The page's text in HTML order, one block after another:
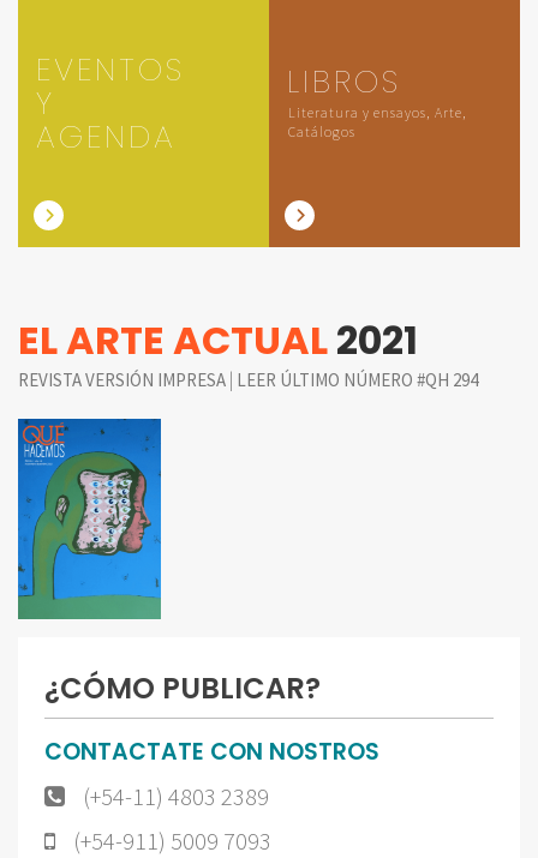
EVENTOS
Y
AGENDA
LIBROS
Literatura y ensayos, Arte,
Catálogos
EL ARTE ACTUAL2021
REVISTA VERSIÓN IMPRESA | LEER ÚLTIMO NÚMERO #QH 294
¿CÓMO PUBLICAR?
CONTACTATE CON NOSTROS
(+54-11) 4803 2389
(+54-911) 5009 7093